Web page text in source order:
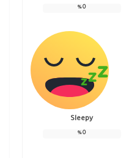
0
%
Sleepy
0
%